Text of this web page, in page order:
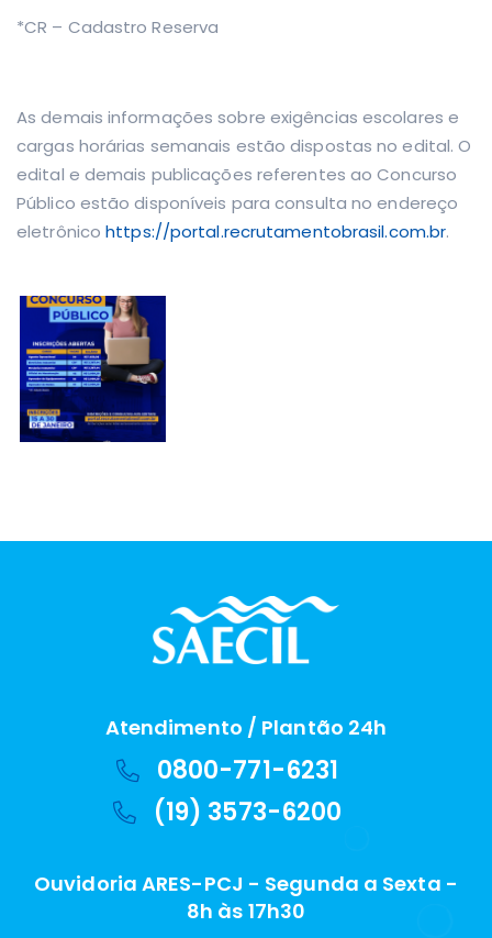
*CR – Cadastro Reserva
As demais informações sobre exigências escolares e
cargas horárias semanais estão dispostas no edital. O
edital e demais publicações referentes ao Concurso
Público estão disponíveis para consulta no endereço
eletrônicohttps://portal.recrutamentobrasil.com.br.
Atendimento / Plantão 24h
0800-771-6231
(19) 3573-6200
Ouvidoria ARES-PCJ - Segunda a Sexta -
8h às 17h30